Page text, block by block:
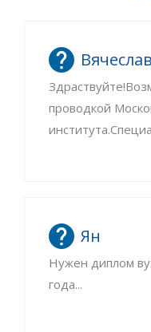
Вячеслав
проводкой
Ян
Нужен диплом
года...